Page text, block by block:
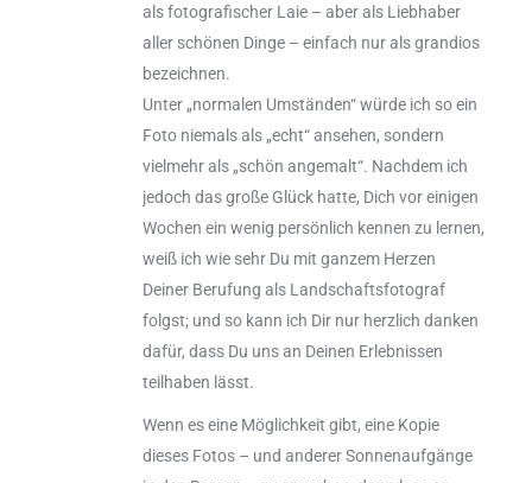
als fotografischer Laie – aber als Liebhaber
aller schönen Dinge – einfach nur als grandios
bezeichnen.
Unter „normalen Umständen“ würde ich so ein
Foto niemals als „echt“ ansehen, sondern
vielmehr als „schön angemalt“. Nachdem ich
jedoch das große Glück hatte, Dich vor einigen
Wochen ein wenig persönlich kennen zu lernen,
weiß ich wie sehr Du mit ganzem Herzen
Deiner Berufung als Landschaftsfotograf
folgst; und so kann ich Dir nur herzlich danken
dafür, dass Du uns an Deinen Erlebnissen
teilhaben lässt.
Wenn es eine Möglichkeit gibt, eine Kopie
dieses Fotos – und anderer Sonnenaufgänge